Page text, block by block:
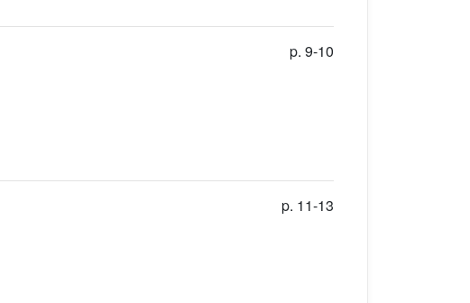
p. 9-10
p. 11-13